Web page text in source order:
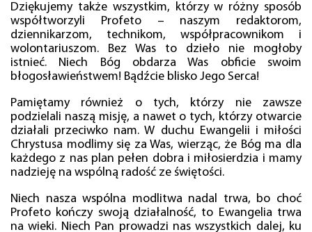
Dziękujemy także wszystkim, którzy w różny sposób
współtworzyli Profeto – naszym redaktorom,
dziennikarzom, technikom, współpracownikom i
wolontariuszom. Bez Was to dzieło nie mogłoby
istnieć. Niech Bóg obdarza Was obficie swoim
błogosławieństwem! Bądźcie blisko Jego Serca!
Pamiętamy również o tych, którzy nie zawsze
podzielali naszą misję, a nawet o tych, którzy otwarcie
działali przeciwko nam. W duchu Ewangelii i miłości
Chrystusa modlimy się za Was, wierząc, że Bóg ma dla
każdego z nas plan pełen dobra i miłosierdzia i mamy
nadzieję na wspólną radość ze świętości.
Niech nasza wspólna modlitwa nadal trwa, bo choć
Profeto kończy swoją działalność, to Ewangelia trwa
na wieki. Niech Pan prowadzi nas wszystkich dalej, ku